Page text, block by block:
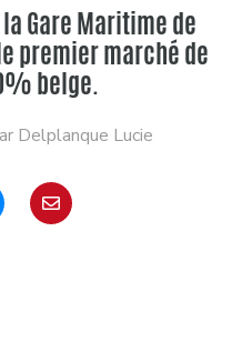
Gare Maritime de
premier marché de
belge.
Delplanque Lucie